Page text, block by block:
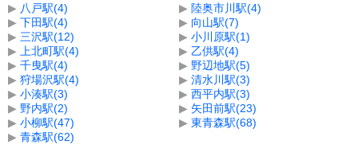
▶ 八戸駅(4) ▶ 陸奥市川駅(4)
▶ 下田駅(4) ▶ 向山駅(7)
▶ 三沢駅(12) ▶ 小川原駅(1)
▶
上北町駅(4) ▶ 乙供駅(4)
▶ 千曳駅(4) ▶ 野辺地駅(5)
▶ 狩場沢駅(4) ▶ 清水川駅(3)
▶ 小湊駅(3) ▶ 西平内駅(3)
▶ 野内駅(2) ▶ 矢田前駅(23)
▶ 小柳駅(47) ▶ 東青森駅(68)
▶ 青森駅(62)